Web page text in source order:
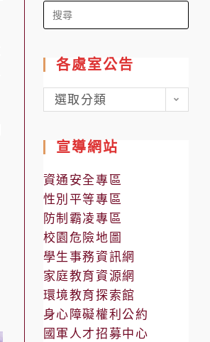
Search
for:
各處室公告
各
處
公
告
選取分類
宣導網站
資通安全專區
性別平等專區
防制霸凌專區
校園危險地圖
學生事務資訊網
家庭教育資源網
環境教育探索館
身心障礙權利公約
國軍人才招募中心